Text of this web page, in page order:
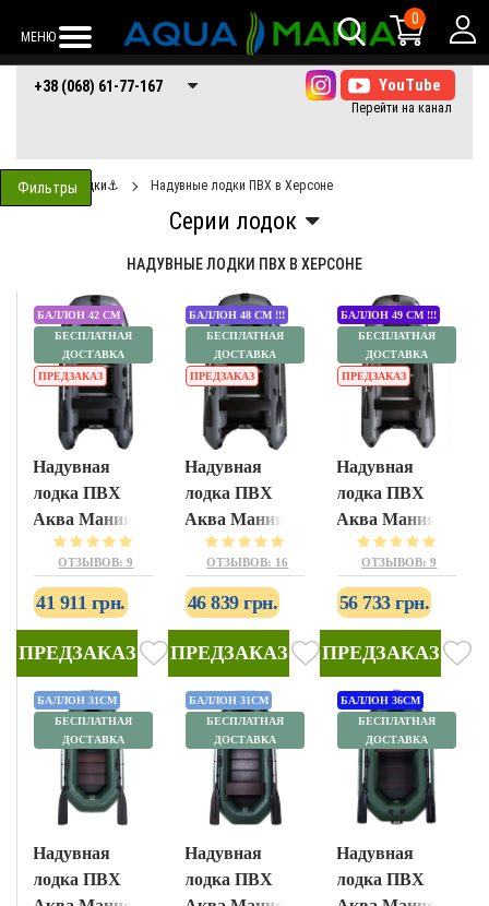
МЕНЮ
0
+38 (068) 61-77-
167
+38 (066) 61-77-+38 (073) 61-77-
167
+38 (068) 61-77-167
Лодки⚓ Надувные лодки ПВХ в Херсоне
НАДУВНЫЕ ЛОДКИ ПВХ В ХЕРСОНЕ
БАЛЛОН 42 СМ
БЕСПЛАТНАЯ
ДОСТАВКА
ПРЕДЗАКАЗ
}
Надувная
лодка ПВХ
Аква Мания
АМК-320
ОТЗЫВОВ: 9
41 911 грн.
ПРЕДЗАКАЗ
БАЛЛОН 48 СМ !!!
БЕСПЛАТНАЯ
ДОСТАВКА
ПРЕДЗАКАЗ }
Надувная
лодка ПВХ
Аква Мания
АМК-360
ОТЗЫВОВ: 16
46 839 грн.
ПРЕДЗАКАЗ
БАЛЛОН 49 СМ !!!
БЕСПЛАТНАЯ
ДОСТАВКА
ПРЕДЗАКАЗ }
Надувная
лодка ПВХ
Аква Мания
АМК-400
ОТЗЫВОВ: 9
56 733 грн.
ПРЕДЗАКАЗ
БАЛЛОН 31СМ
БЕСПЛАТНАЯ
ДОСТАВКА
Надувная
лодка ПВХ
БАЛЛОН 31СМ
БЕСПЛАТНАЯ
ДОСТАВКА
Надувная
лодка ПВХ
БАЛЛОН 36СМ
БЕСПЛАТНАЯ
ДОСТАВКА
Надувная
лодка ПВХ
Фильтры